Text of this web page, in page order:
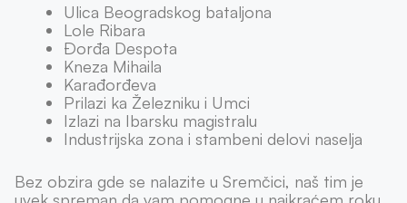
Ulica Beogradskog bataljona
Lole Ribara
Đorđa Despota
Kneza Mihaila
Karađorđeva
Prilazi ka Železniku i Umci
Izlazi na Ibarsku magistralu
Industrijska zona i stambeni delovi naselja
Bez obzira gde se nalazite u Sremčici, naš tim je